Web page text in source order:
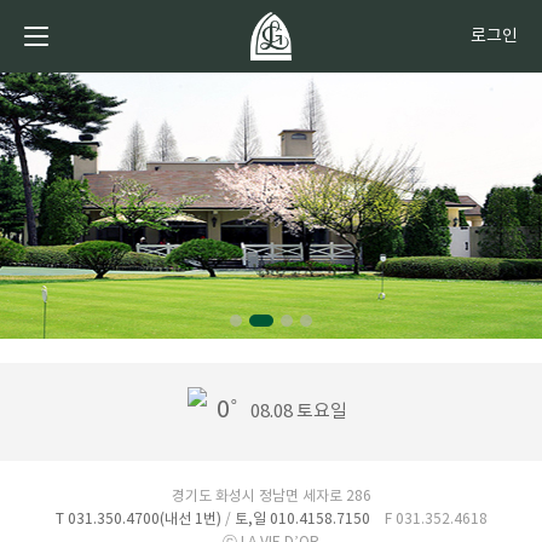
로그인
0˚ 08.08 토요일
경기도 화성시 정남면 세자로 286
T 031.350.4700(내선 1번) / 토,일 010.4158.7150
F 031.352.4618